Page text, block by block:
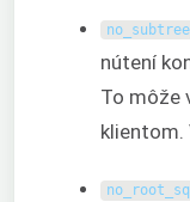
nútení
To môže
klientom.